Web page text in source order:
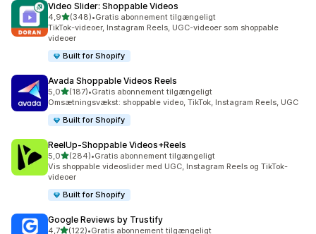
Video Slider: Shoppable Videos
4,9ud af 5 stjerner
(348)
348 anmeldelser i alt
•Gratis abonnement tilgængeligt
TikTok-videoer, Instagram Reels, UGC-videoer som shoppable
videoer
Built for Shopify
Avada Shoppable Videos Reels
5,0ud af 5 stjerner
(187)
187 anmeldelser i alt
•Gratis abonnement tilgængeligt
Omsætningsvækst: shoppable video, TikTok, Instagram Reels, UGC
Built for Shopify
ReelUp‑Shoppable Videos+Reels
5,0ud af 5 stjerner
(284)
284 anmeldelser i alt
•Gratis abonnement tilgængeligt
Vis shoppable videoslider med UGC, Instagram Reels og TikTok-
videoer
Built for Shopify
Google Reviews by Trustify
4,7ud af 5 stjerner
(122)•Gratis abonnement tilgængeligt